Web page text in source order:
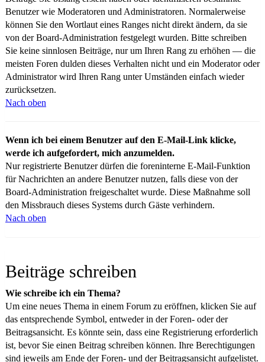
Benutzer wie Moderatoren und Administratoren. Normalerweise
können Sie den Wortlaut eines Ranges nicht direkt ändern, da sie
von der Board-Administration festgelegt wurden. Bitte schreiben
Sie keine sinnlosen Beiträge, nur um Ihren Rang zu erhöhen — die
meisten Foren dulden dieses Verhalten nicht und ein Moderator oder
Administrator wird Ihren Rang unter Umständen einfach wieder
zurücksetzen.
Nach oben
Wenn ich bei einem Benutzer auf den E-Mail-Link klicke,
werde ich aufgefordert, mich anzumelden.
Nur registrierte Benutzer dürfen die foreninterne E-Mail-Funktion
für Nachrichten an andere Benutzer nutzen, falls diese von der
Board-Administration freigeschaltet wurde. Diese Maßnahme soll
den Missbrauch dieses Systems durch Gäste verhindern.
Nach oben
Beiträge schreiben
Wie schreibe ich ein Thema?
Um eine neues Thema in einem Forum zu eröffnen, klicken Sie auf
das entsprechende Symbol, entweder in der Foren- oder der
Beitragsansicht. Es könnte sein, dass eine Registrierung erforderlich
ist, bevor Sie einen Beitrag schreiben können. Ihre Berechtigungen
sind jeweils am Ende der Foren- und der Beitragsansicht aufgelistet.